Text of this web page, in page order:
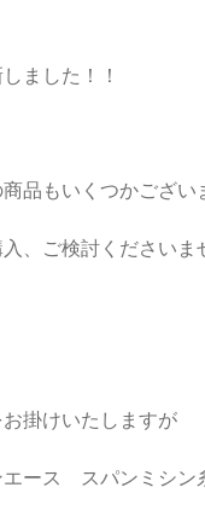
ました！！
品もいくつかござい
、ご検討くださいま
掛けいたしますが
エース スパンミシン